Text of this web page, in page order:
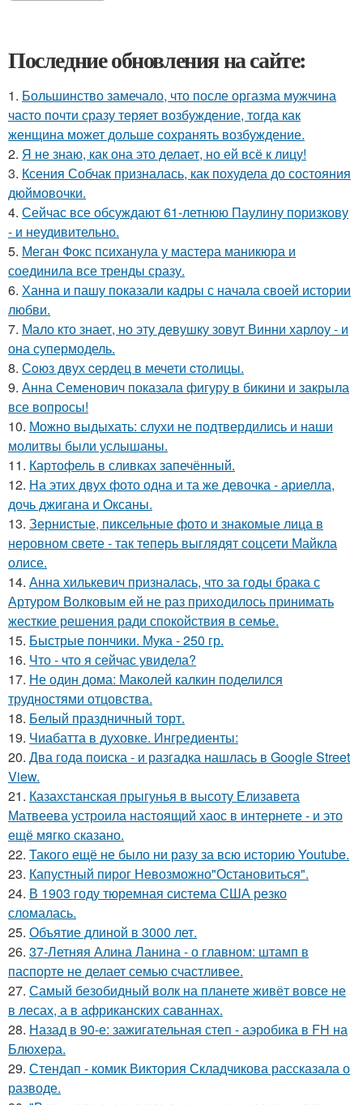
Последние обновления на сайте:
1. Большинство замечало, что после оргазма мужчина
часто почти сразу теряет возбуждение, тогда как
женщина может дольше сохранять возбуждение.
2. Я не знаю, как она это делает, но ей всё к лицу!
3. Ксения Собчак призналась, как похудела до состояния
дюймовочки.
4. Сейчас все обсуждают 61-летнюю Паулину поризкову
- и неудивительно.
5. Меган Фокс психанула у мастера маникюра и
соединила все тренды сразу.
6. Ханна и пашу показали кадры с начала своей истории
любви.
7. Мало кто знает, но эту девушку зовут Винни харлоу - и
она супермодель.
8. Сoюз двух cеpдец в мечети cтoлицы.
9. Анна Семенович показала фигуру в бикини и закрыла
все вопросы!
10. Можно выдыхать: слухи не подтвердились и наши
молитвы были услышаны.
11. Картофель в сливках запечённый.
12. На этих двух фото одна и та же девочка - ариелла,
дочь джигана и Оксаны.
13. Зернистые, пиксельные фото и знакомые лица в
неровном свете - так теперь выглядят соцсети Майкла
олисе.
14. Анна хилькевич призналась, что за годы брака с
Артуром Волковым ей не раз приходилось принимать
жесткие решения ради спокойствия в семье.
15. Быстрые пончики. Мука - 250 гр.
16. Что - что я сейчас увидела?
17. Не один дома: Маколей калкин поделился
трудностями отцовства.
18. Белый праздничный торт.
19. Чиабатта в духовке. Ингредиенты:
20. Два года поиска - и разгадка нашлась в Google Street
View.
21. Казахстанская прыгунья в высоту Елизавета
Матвеева устроила настоящий хаос в интернете - и это
ещё мягко сказано.
22. Такого ещё не было ни разу за всю историю Youtube.
23. Капустный пирог Невозможно"Остановиться".
24. В 1903 году тюремная система США резко
сломалась.
25. Объятие длиной в 3000 лет.
26. 37-Летняя Алина Ланина - о главном: штамп в
паспорте не делает семью счастливее.
27. Самый безобидный волк на планете живёт вовсе не
в лесах, а в африканских саваннах.
28. Назад в 90-е: зажигательная степ - аэробика в FH на
Блюхера.
29. Стендап - комик Виктория Складчикова рассказала о
разводе.